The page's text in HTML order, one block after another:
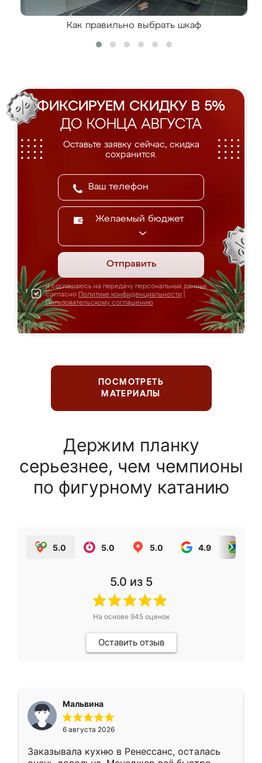
Как правильно выбрать шкаф
ФИКСИРУЕМ СКИДКУ В 5%
ДО КОНЦА АВГУСТА
Оставьте заявку сейчас, скидка
сохранится.
Желаемый бюджет
Отправить
Я соглашаюсь на передачу персональных данных
согласно Политике конфиденциальности
Пользовательскому соглашению
ПОСМОТРЕТЬ
МАТЕРИАЛЫ
Держим планку
серьезнее, чем чемпионы
по фигурному катанию
5.0 5.0 5.0 4.9
5.0 из 5
На основе 945оценок
Оставить отзыв
Мальвина
6 августа 2026
Заказывала кухню в Ренессанс, осталась